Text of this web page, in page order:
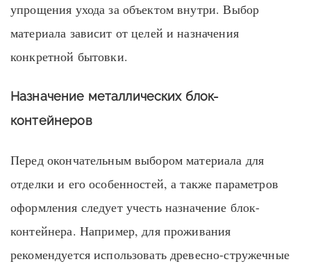
упрощения ухода за объектом внутри. Выбор
материала зависит от целей и назначения
конкретной бытовки.
Назначение металлических блок-
контейнеров
Перед окончательным выбором материала для
отделки и его особенностей, а также параметров
оформления следует учесть назначение блок-
контейнера. Например, для проживания
рекомендуется использовать древесно-стружечные